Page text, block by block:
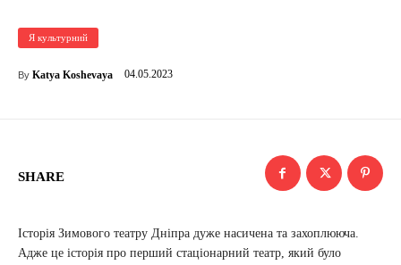
Я культурний
By Katya Koshevaya 04.05.2023
SHARE
Історія Зимового театру Дніпра дуже насичена та захоплююча.
Адже це історія про перший стаціонарний театр, який було